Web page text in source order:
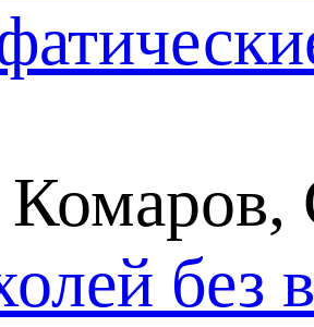
без